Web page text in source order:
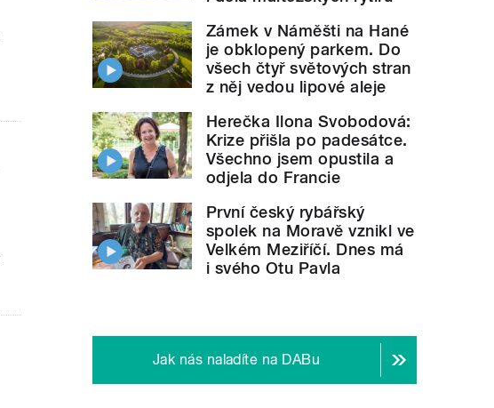
Zámek v Náměšti na Hané
je obklopený parkem. Do
všech čtyř světových stran
z něj vedou lipové aleje
Herečka Ilona Svobodová:
Krize přišla po padesátce.
Všechno jsem opustila a
odjela do Francie
První český rybářský
spolek na Moravě vznikl ve
Velkém Meziříčí. Dnes má
i svého Otu Pavla
Jak nás naladíte na DABu